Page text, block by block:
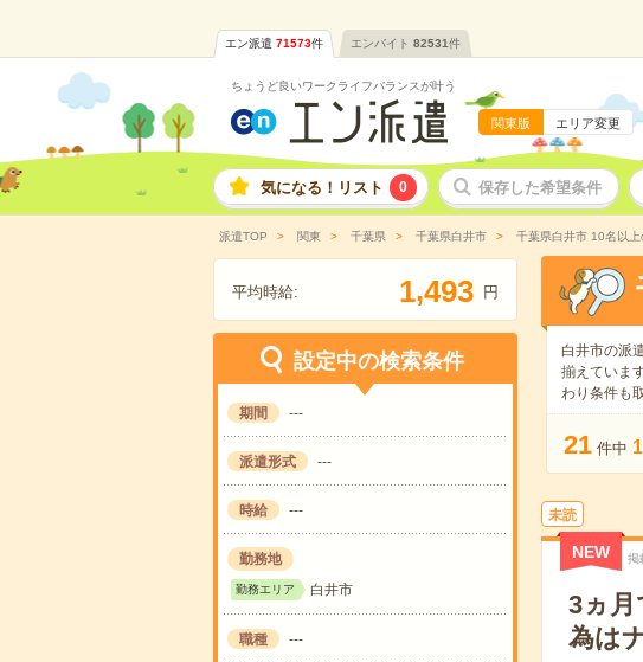
エン派遣 71573件 エンバイト 82531件
ちょうど良いワークライフバランスが叶う
関東版 エリア変更
気になる！リスト 0 保存した希望条件
派遣TOP 関東 千葉県 千葉県白井市 千葉県白井市 10名以
平均時給: 1,493 円
設定中の検索条件
期間 ---
派遣形式 ---
時給 ---
勤務地
勤務エリア 白井市
職種 ---
白井市の派
揃えていま
わり条件も
21 件中 1
未読
NEW 掲
3ヵ月
為は